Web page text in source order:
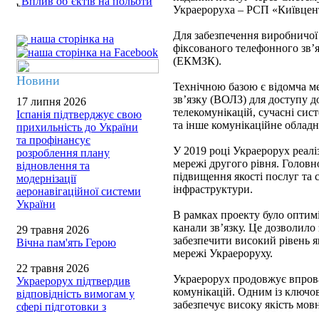
наша сторінка на
Новини
17 липня 2026
Іспанія підтверджує свою
прихильність до України
та профінансує
розроблення плану
відновлення та
модернізації
аеронавігаційної системи
України
29 травня 2026
Вічна пам'ять Герою
22 травня 2026
Украерорух підтвердив
відповідність вимогам у
сфері підготовки з
Украероруха – РСП
Для забезпечення
фіксованого телефонного
(ЕКМЗК).
Технічною базою є відомча
зв’язку (ВОЛЗ) для доступу
телекомунікацій, сучасні
та інше комунікаційне
У 2019 році Украерорух
мережі другого рівня.
підвищення якості послуг та
інфраструктури.
В рамках проекту було
канали зв’язку. Це
забезпечити високий рівень
мережі Украероруху.
Украерорух продовжує
комунікацій. Одним із
забезпечує високу якість